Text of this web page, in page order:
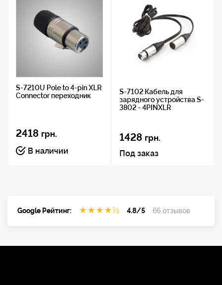
S-7210U Pole to 4-pin XLR
Connector переходник
2418 грн.
В наличии
S-7102 Кабель для
зарядного устройства S-
3802 - 4PINXLR
1428 грн.
Под заказ
Google Рейтинг: ★ ★ ★ ★½ 4.8/5 66 отзывов